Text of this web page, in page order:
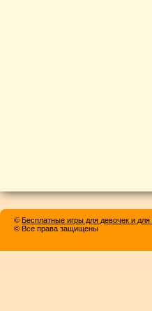
© Бесплатные игры для девочек и
© Все права защищены